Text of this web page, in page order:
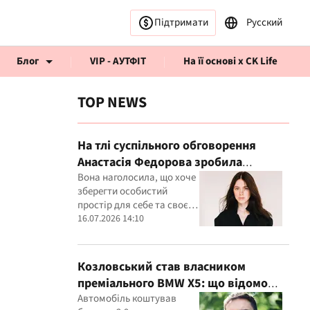
Підтримати Русский
Блог VIP - АУТФІТ На її основі x CK Life
TOP NEWS
На тлі суспільного обговорення
Анастасія Федорова зробила
публічну заяву
Вона наголосила, що хоче
зберегти особистий
простір для себе та своєї
дитини
16.07.2026 14:10
Козловський став власником
преміального BMW X5: що відомо
про покупку
Автомобіль коштував